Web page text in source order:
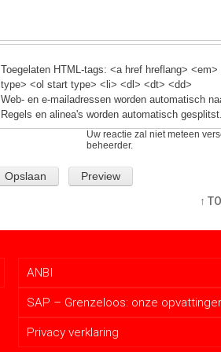
Toegelaten HTML-tags: <a href hreflang>
type> <ol start type> <li> <dl> <dt> <dd>
Web- en e-mailadressen worden automatisch
Regels en alinea's worden automatisch gesplitst.
Uw reactie zal niet meteen
beheerder.
↑
ANBI
SAP – Grenzeloos: onze
Privacy verklaring